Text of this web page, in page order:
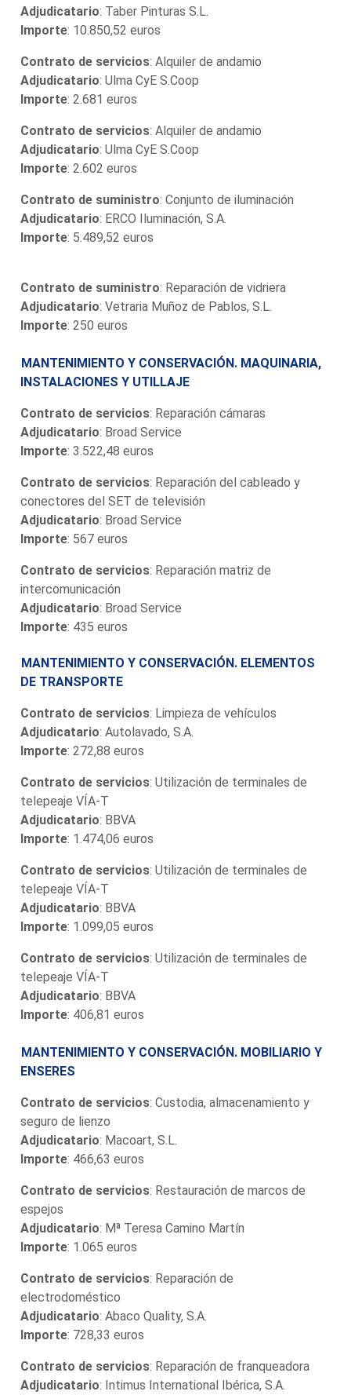
Adjudicatario: Taber Pinturas S.L.
Importe: 10.850,52 euros
Contrato de servicios: Alquiler de andamio
Adjudicatario: Ulma CyE S.Coop
Importe: 2.681 euros
Contrato de servicios: Alquiler de andamio
Adjudicatario: Ulma CyE S.Coop
Importe: 2.602 euros
Contrato de suministro: Conjunto de iluminación
Adjudicatario: ERCO Iluminación, S.A.
Importe: 5.489,52 euros
Contrato de suministro: Reparación de vidriera
Adjudicatario: Vetraria Muñoz de Pablos, S.L.
Importe: 250 euros
MANTENIMIENTO Y CONSERVACIÓN. MAQUINARIA,
INSTALACIONES Y UTILLAJE
Contrato de servicios: Reparación cámaras
Adjudicatario: Broad Service
Importe: 3.522,48 euros
Contrato de servicios: Reparación del cableado y
conectores del SET de televisión
Adjudicatario: Broad Service
Importe: 567 euros
Contrato de servicios: Reparación matriz de
intercomunicación
Adjudicatario: Broad Service
Importe: 435 euros
MANTENIMIENTO Y CONSERVACIÓN. ELEMENTOS
DE TRANSPORTE
Contrato de servicios: Limpieza de vehículos
Adjudicatario: Autolavado, S.A.
Importe: 272,88 euros
Contrato de servicios: Utilización de terminales de
telepeaje VÍA-T
Adjudicatario: BBVA
Importe: 1.474,06 euros
Contrato de servicios: Utilización de terminales de
telepeaje VÍA-T
Adjudicatario: BBVA
Importe: 1.099,05 euros
Contrato de servicios: Utilización de terminales de
telepeaje VÍA-T
Adjudicatario: BBVA
Importe: 406,81 euros
MANTENIMIENTO Y CONSERVACIÓN. MOBILIARIO Y
ENSERES
Contrato de servicios: Custodia, almacenamiento y
seguro de lienzo
Adjudicatario: Macoart, S.L.
Importe: 466,63 euros
Contrato de servicios: Restauración de marcos de
espejos
Adjudicatario: Mª Teresa Camino Martín
Importe: 1.065 euros
Contrato de servicios: Reparación de
electrodoméstico
Adjudicatario: Abaco Quality, S.A.
Importe: 728,33 euros
Contrato de servicios: Reparación de franqueadora
Adjudicatario: Intimus International Ibérica, S.A.